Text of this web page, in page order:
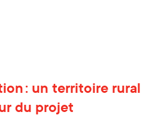
: un territoire rural
du projet